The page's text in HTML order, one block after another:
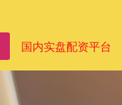
国内实盘配资平台